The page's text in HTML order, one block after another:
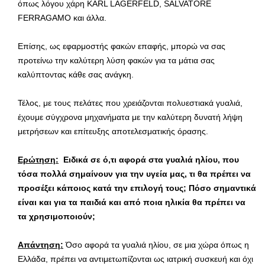
όπως λόγου χάρη KARL LAGERFELD, SALVATORE
FERRAGAMO και άλλα.
Επίσης, ως εφαρμοστής φακών επαφής, μπορώ να σας
προτείνω την καλύτερη λύση φακών για τα μάτια σας
καλύπτοντας κάθε σας ανάγκη.
Τέλος, με τους πελάτες που χρειάζονται πολυεστιακά γυαλιά,
έχουμε σύγχρονα μηχανήματα με την καλύτερη δυνατή λήψη
μετρήσεων και επίτευξης αποτελεσματικής όρασης.
Ερώτηση: Ειδικά σε ό,τι αφορά στα γυαλιά ηλίου, που
τόσα πολλά σημαίνουν για την υγεία μας, τι θα πρέπει να
προσέξει κάποιος κατά την επιλογή τους; Πόσο σημαντικά
είναι και για τα παιδιά και από ποια ηλικία θα πρέπει να
τα χρησιμοποιούν;
Απάντηση: Όσο αφορά τα γυαλιά ηλίου, σε μια χώρα όπως η
Ελλάδα, πρέπει να αντιμετωπίζονται ως ιατρική συσκευή και όχι